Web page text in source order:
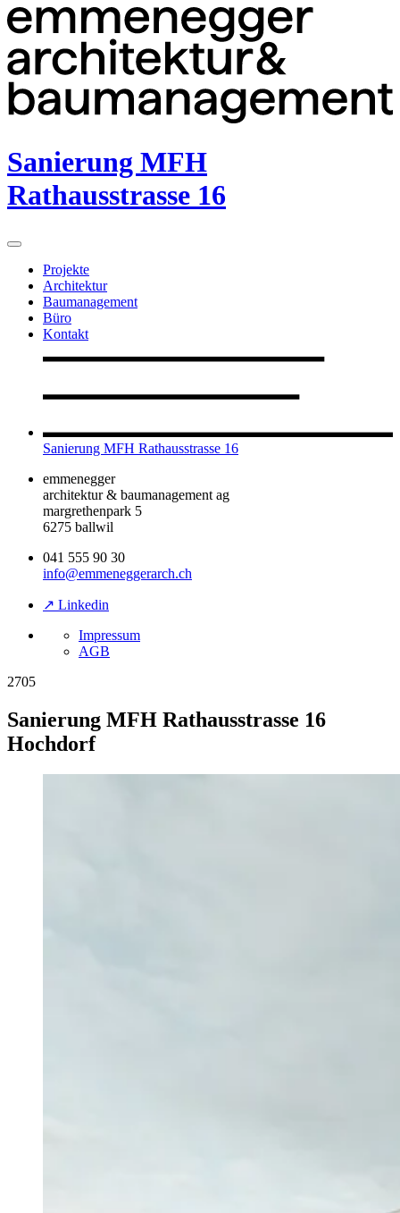
Sanierung MFH
Rathausstrasse 16
Projekte
Architektur
Baumanagement
Büro
Kontakt
Sanierung MFH Rathausstrasse 16
emmenegger
architektur & baumanagement ag
margrethenpark 5
6275 ballwil
041 555 90 30
info@emmeneggerarch.ch
↗ Linkedin
Impressum
AGB
2705
Sanierung MFH Rathausstrasse 16
Hochdorf